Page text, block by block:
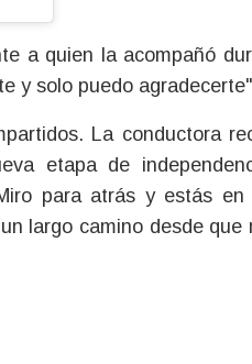
a quien la acompañó
y solo puedo
La conductora
etapa de
para atrás y estás en
largo camino desde que